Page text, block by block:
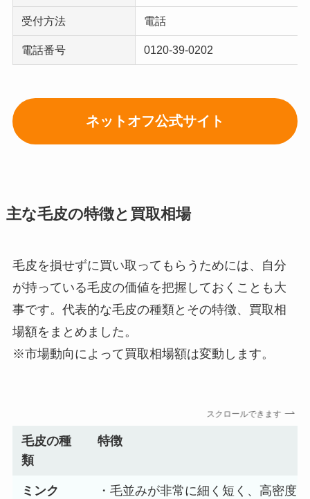
受付方法 電話
電話番号 0120-39-0202
ネットオフ公式サイト
主な毛皮の特徴と買取相場
毛皮を損せずに買い取ってもらうためには、自分
が持っている毛皮の価値を把握しておくことも大
事です。代表的な毛皮の種類とその特徴、買取相
場額をまとめました。
※市場動向によって買取相場額は変動します。
スクロールできます
毛皮の種
類
特徴
ミンク ・毛並みが非常に細く短く、高密度